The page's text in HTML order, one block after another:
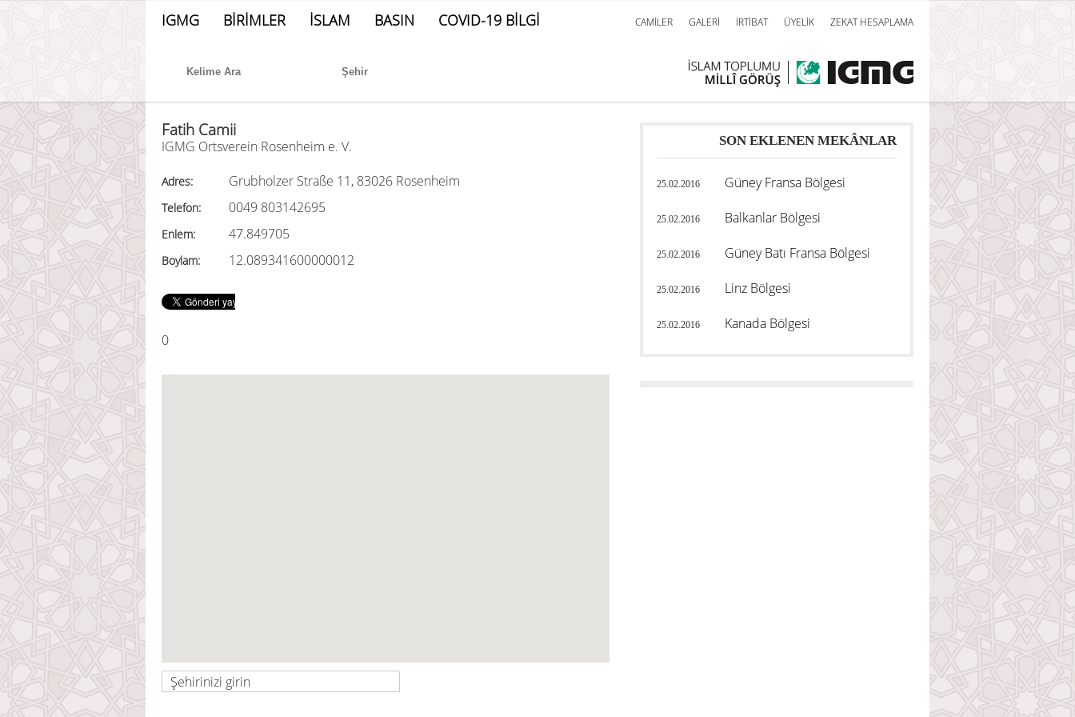
IGMG BİRİMLER İSLAM BASIN COVID-19 BİLGİ CAMİLER GALERİ İRTİBAT ÜYELİK ZEKAT HESAPLAMA
Fatih Camii
IGMG Ortsverein Rosenheim e. V.
Adres: Grubholzer Straße 11, 83026 Rosenheim
Telefon: 0049 803142695
Enlem: 47.849705
Boylam: 12.089341600000012
0
SON EKLENEN MEKÂNLAR
25.02.2016 Güney Fransa Bölgesi
25.02.2016 Balkanlar Bölgesi
25.02.2016 Güney Batı Fransa Bölgesi
25.02.2016 Linz Bölgesi
25.02.2016 Kanada Bölgesi